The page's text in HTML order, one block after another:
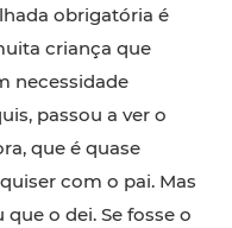
obrigatória é
criança que
necessidade
passou a ver o
que é quase
com o pai. Mas
o dei. Se fosse o